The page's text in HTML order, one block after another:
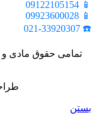
📱 09122105154
📱 09923600028
☎️ 021-33920307
تمامی حقوق مادی
بستن